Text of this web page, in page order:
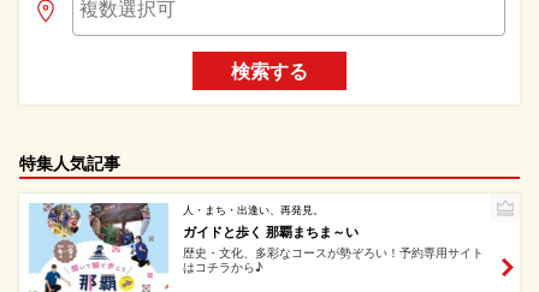
検索する
特集人気記事
人・まち・出逢い、再発見。
ガイドと歩く 那覇まちま～い
歴史・文化、多彩なコースが勢ぞろい！予約専用サイト
はコチラから♪